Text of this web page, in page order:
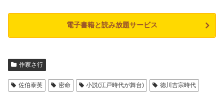
電子書籍と読み放題サービス
作家さ行
佐伯泰英 密命 小説(江戸時代が舞台) 徳川吉宗時代